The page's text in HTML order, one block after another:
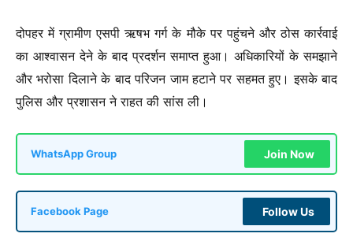
दोपहर में ग्रामीण एसपी ऋषभ गर्ग के मौके पर पहुंचने और ठोस कार्रवाई
का आश्वासन देने के बाद प्रदर्शन समाप्त हुआ। अधिकारियों के समझाने
और भरोसा दिलाने के बाद परिजन जाम हटाने पर सहमत हुए। इसके बाद
पुलिस और प्रशासन ने राहत की सांस ली।
WhatsApp Group Join Now
Facebook Page Follow Us